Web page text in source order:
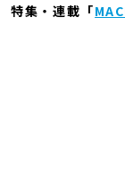
特集・連載「